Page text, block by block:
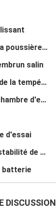
Chambre d'essai de la poussière de sable
salin
Chambre d'humidité de la température
Promenade dans la chambre d'essai
d'essai
Chambre d'essai de stabilité de drogue
batterie
DISCUSSION